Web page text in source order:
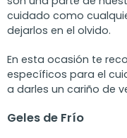
cuidado como
dejarlos en el olvido.
En esta ocasión te
específicos para el
a darles un cariño de
Geles de Frío